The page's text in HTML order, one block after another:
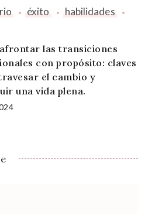
éxito
habilidades
las transiciones
con propósito: claves
el cambio y
una vida plena.